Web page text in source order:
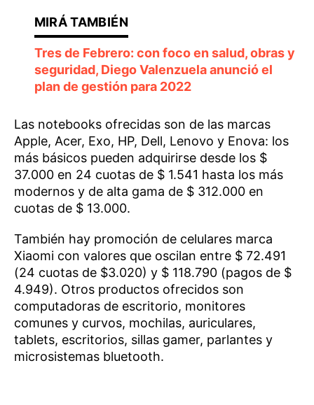
Tres de Febrero: con foco en salud, obras y
seguridad, Diego Valenzuela anunció el
plan de gestión para 2022
Las notebooks ofrecidas son de las marcas
Apple, Acer, Exo, HP, Dell, Lenovo y Enova: los
más básicos pueden adquirirse desde los $
37.000 en 24 cuotas de $ 1.541 hasta los más
modernos y de alta gama de $ 312.000 en
cuotas de $ 13.000.
También hay promoción de celulares marca
Xiaomi con valores que oscilan entre $ 72.491
(24 cuotas de $3.020) y $ 118.790 (pagos de $
4.949). Otros productos ofrecidos son
computadoras de escritorio, monitores
comunes y curvos, mochilas, auriculares,
tablets, escritorios, sillas gamer, parlantes y
microsistemas bluetooth.